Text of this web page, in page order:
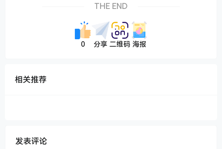
THE END
0 分享 二维码 海报
相关推荐
发表评论